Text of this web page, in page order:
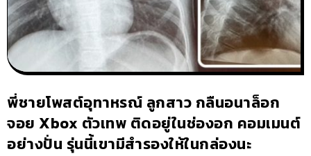
พี่ชายโพสต์อุทาหรณ์ ลูกสาว กลืนอนาล็อก
จอย Xbox ตัวเทพ ติดอยู่ในช่องอก คอมเมนต์
อย่างปั่น รุ่นนี้เขามีสำรองให้ในกล่องนะ